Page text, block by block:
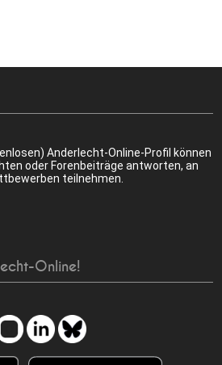
Anderlecht-Online-Profil können
oder Forenbeiträge antworten, an
teilnehmen.
Online!